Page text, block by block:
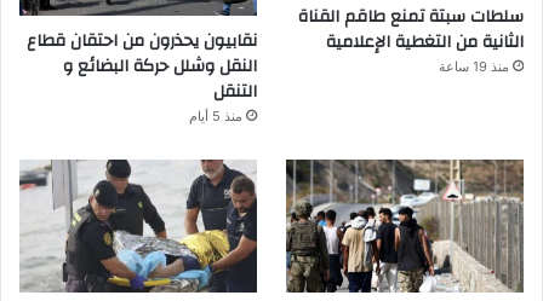
سلطات سبتة تمنع طاقم القناة
الثانية من التغطية الإعلامية
منذ 19 ساعة
نقابيون يحذرون من احتقان قطاع
النقل وشلل حركة البضائع و
التنقل
منذ 5 أيام